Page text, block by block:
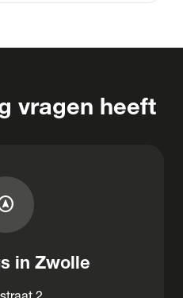
vragen heeft
in Zwolle
2